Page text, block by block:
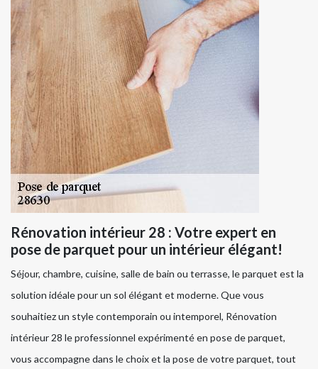
Rénovation intérieur 28 : Votre expert en
pose de parquet pour un intérieur élégant!
Séjour, chambre, cuisine, salle de bain ou terrasse, le parquet est la
solution idéale pour un sol élégant et moderne. Que vous
souhaitiez un style contemporain ou intemporel, Rénovation
intérieur 28 le professionnel expérimenté en pose de parquet,
vous accompagne dans le choix et la pose de votre parquet, tout